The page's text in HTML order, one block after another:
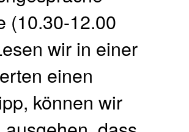
(10.30-12.00
wir in einer
einen
können wir